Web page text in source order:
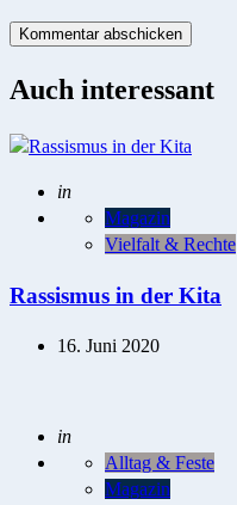
Auch interessant
Posted
in
Magazin
Vielfalt & Rechte
Rassismus in der Kita
16. Juni 2020
Posted
in
Alltag & Feste
Magazin